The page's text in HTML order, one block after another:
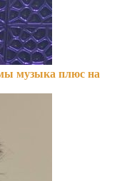
музыка плюс на